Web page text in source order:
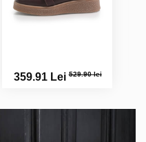
359.91 Lei529.90 lei